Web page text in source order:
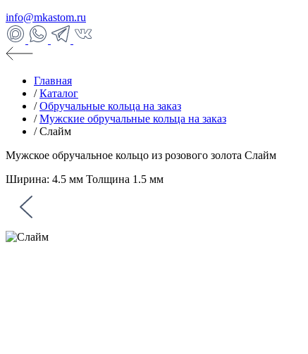
info@mkastom.ru
Главная
/ Каталог
/ Обручальные кольца на заказ
/ Мужские обручальные кольца на заказ
/ Слайм
Мужское обручальное кольцо из розового золота Слайм
Ширина: 4.5 мм Толщина 1.5 мм